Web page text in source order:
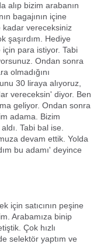
alıp bizim arabanın
bagajının içine
kadar vereceksiniz
şaşırdım. Hediye
para istiyor. Tabi
Ondan sonra
olmadığını
30 liraya alıyoruz,
vereceksin' diyor. Ben
geliyor. Ondan sonra
adama. Bizim
Tabi bal ise.
devam ettik. Yolda
bu adamı' deyince
için satıcının peşine
Arabamıza binip
Çok hızlı
selektör yaptım ve